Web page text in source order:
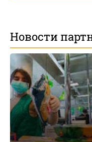
Новости